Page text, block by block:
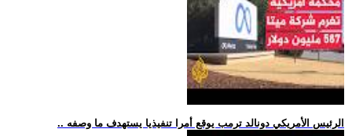
.. الرئيس الأمريكي دونالد ترمب يوقع أمرا تنفيذيا يستهدف ما وصفه